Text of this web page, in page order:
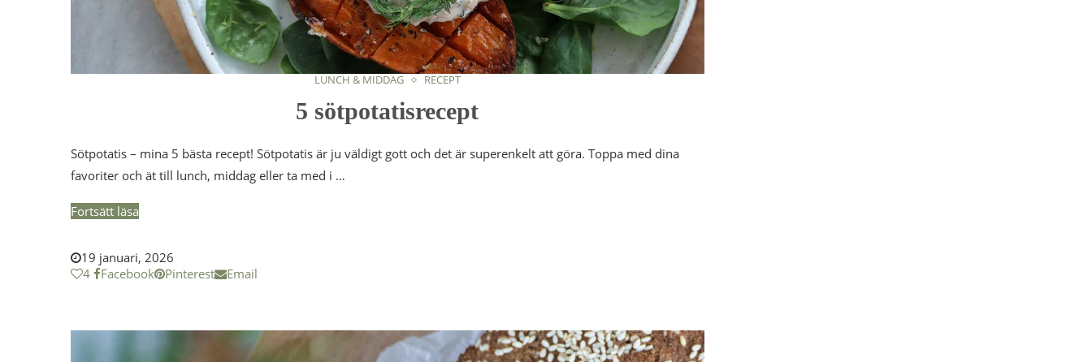
LUNCH & MIDDAG RECEPT
5 sötpotatisrecept
Sötpotatis – mina 5 bästa recept! Sötpotatis är ju väldigt gott och det är superenkelt att göra. Toppa med dina
favoriter och ät till lunch, middag eller ta med i …
Fortsätt läsa
19 januari, 2026
4
Facebook Pinterest Email